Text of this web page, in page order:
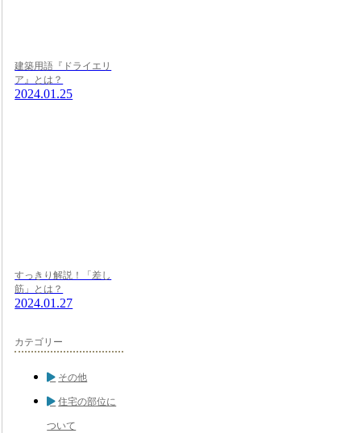
建築用語『ドライエリ
ア』とは？
2024.01.25
すっきり解説！「差し
筋」とは？
2024.01.27
カテゴリー
その他
住宅の部位に
ついて